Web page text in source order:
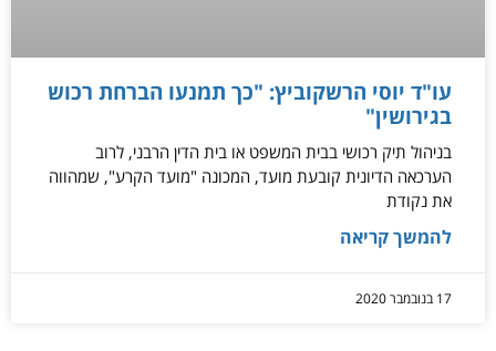
עו"ד יוסי הרשקוביץ: "כך תמנעו הברחת רכוש
בגירושין"
בניהול תיק רכושי בבית המשפט או בית הדין הרבני, לרוב
הערכאה הדיונית קובעת מועד, המכונה "מועד הקרע", שמהווה
את נקודת
להמשך קריאה
17 בנובמבר 2020